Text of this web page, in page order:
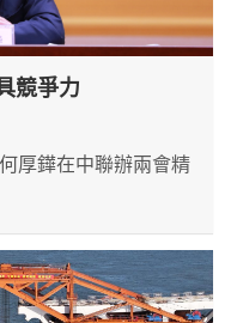
競爭力
鏵在中聯辦兩會精